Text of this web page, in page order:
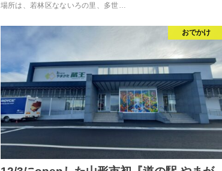
場所は、若林区なないろの里、多世…
おでかけ